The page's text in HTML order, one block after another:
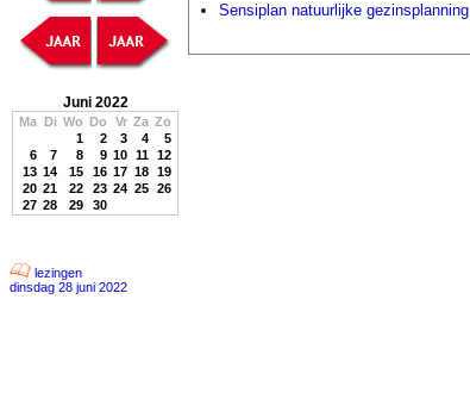
Juni 2022
Ma Di Wo Do Vr Za Zo
1
2 3 4
5
6
7 8 9 10 11 12
13 14 15 16 17 18 19
20 21 22 23 24 25 26
27 28 29 30
lezingen
dinsdag 28 juni 2022
Sensiplan natuurlijke gezinsplanning